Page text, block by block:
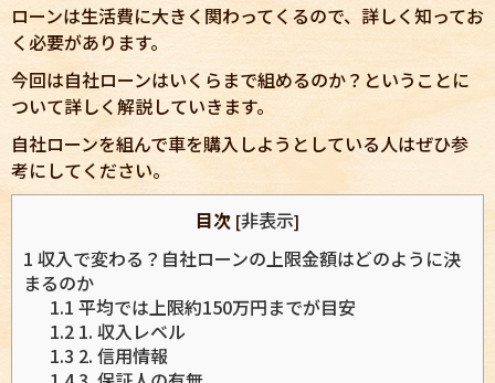
ローンは生活費に大きく関わってくるので、詳しく知ってお
く必要があります。
今回は自社ローンはいくらまで組めるのか？ということに
ついて詳しく解説していきます。
自社ローンを組んで車を購入しようとしている人はぜひ参
考にしてください。
目次 [非表示]
1 収入で変わる？自社ローンの上限金額はどのように決
まるのか
1.1 平均では上限約150万円までが目安
1.2 1. 収入レベル
1.3 2. 信用情報